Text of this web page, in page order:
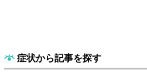
症状から記事を探す